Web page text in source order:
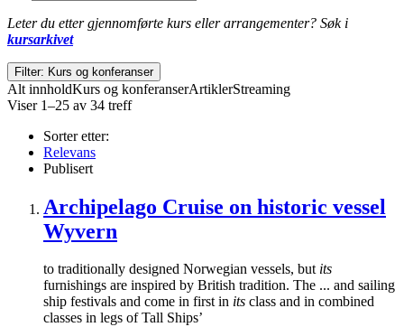
Leter du etter gjennomførte kurs eller arrangementer? Søk i
kursarkivet
Filter: Kurs og konferanser
Alt innholdKurs og konferanserArtiklerStreaming
Viser 1–25 av 34 treff
Sorter etter:
Relevans
Publisert
Archipelago Cruise on historic vessel
Wyvern
to traditionally designed Norwegian vessels, but its
furnishings are inspired by British tradition. The ... and sailing
ship festivals and come in first in its class and in combined
classes in legs of Tall Ships’